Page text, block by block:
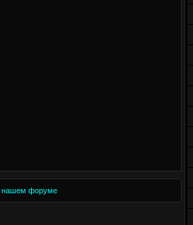
нашем форуме